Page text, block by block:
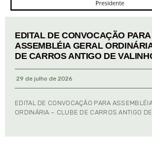
EDITAL DE CONVOCAÇÃO PARA
ASSEMBLÉIA GERAL
DE CARROS ANTIGO DE
29 de julho de 2026
EDITAL DE CONVOCAÇÃO PARA
ORDINÁRIA – CLUBE DE CARROS ANTIGO